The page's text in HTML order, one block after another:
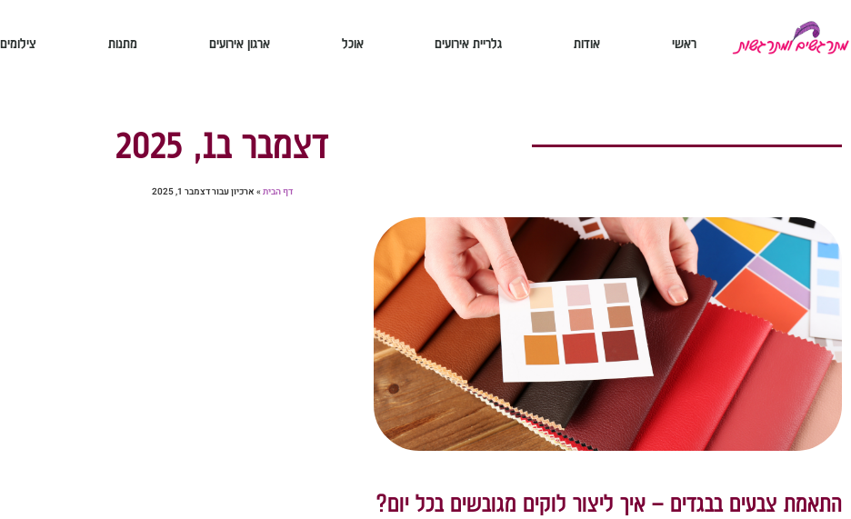
ראשי אודות גלריית אירועים אוכל ארגון אירועים מתנות צילומים
דצמבר ב1, 2025
דף הבית» ארכיון עבור דצמבר 1, 2025
התאמת צבעים בבגדים – איך ליצור לוקים מגובשים בכל יום?